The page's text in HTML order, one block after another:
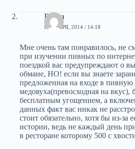
Елена
8 НОЯБРЯ, 2014 / 14:18
Мне очень там понравилось, не
при изучении пивных по
поездкой вас предупреждают о
обмане, НО! если вы знаете
предложенная на входе в пивную
медовуха(превосходная на вкус),
бесплатным угощением, а
данных факт вас никак не
стоит обязательно, хотя бы из-за
истории, ведь не каждый день
в ресторане которому 500 с